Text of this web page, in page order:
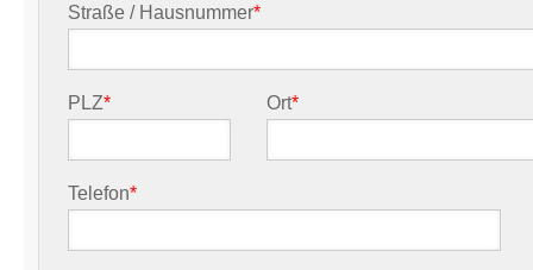
Straße / Hausnummer*
PLZ* Ort*
Telefon*